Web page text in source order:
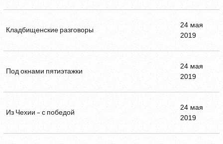
Кладбищенские разговоры
24 мая
2019
Под окнами пятиэтажки
24 мая
2019
Из Чехии – с победой
24 мая
2019